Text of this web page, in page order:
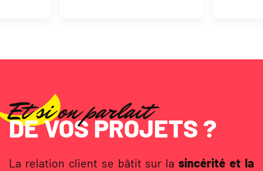
Et si on parlait
DE VOS PROJETS ?
La relation client se bâtit sur lasincérité et la